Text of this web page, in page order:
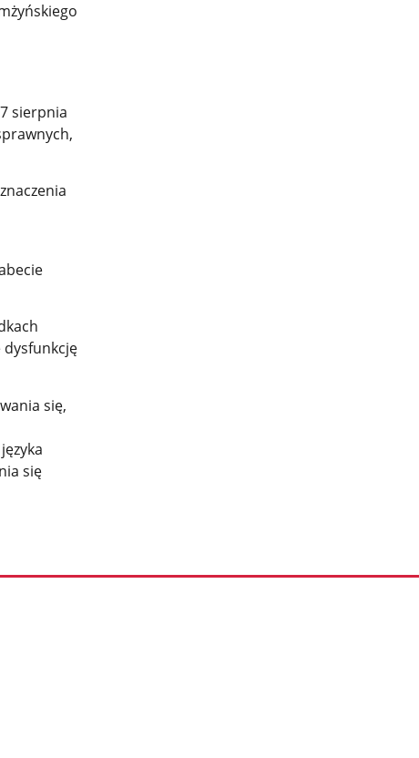
sierpnia
dysfunkcję
się,
się